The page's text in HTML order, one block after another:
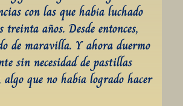
con las que había luchado
años. Desde entonces,
de maravilla. Y ahora duermo
sin necesidad de pastillas
que no había logrado hacer